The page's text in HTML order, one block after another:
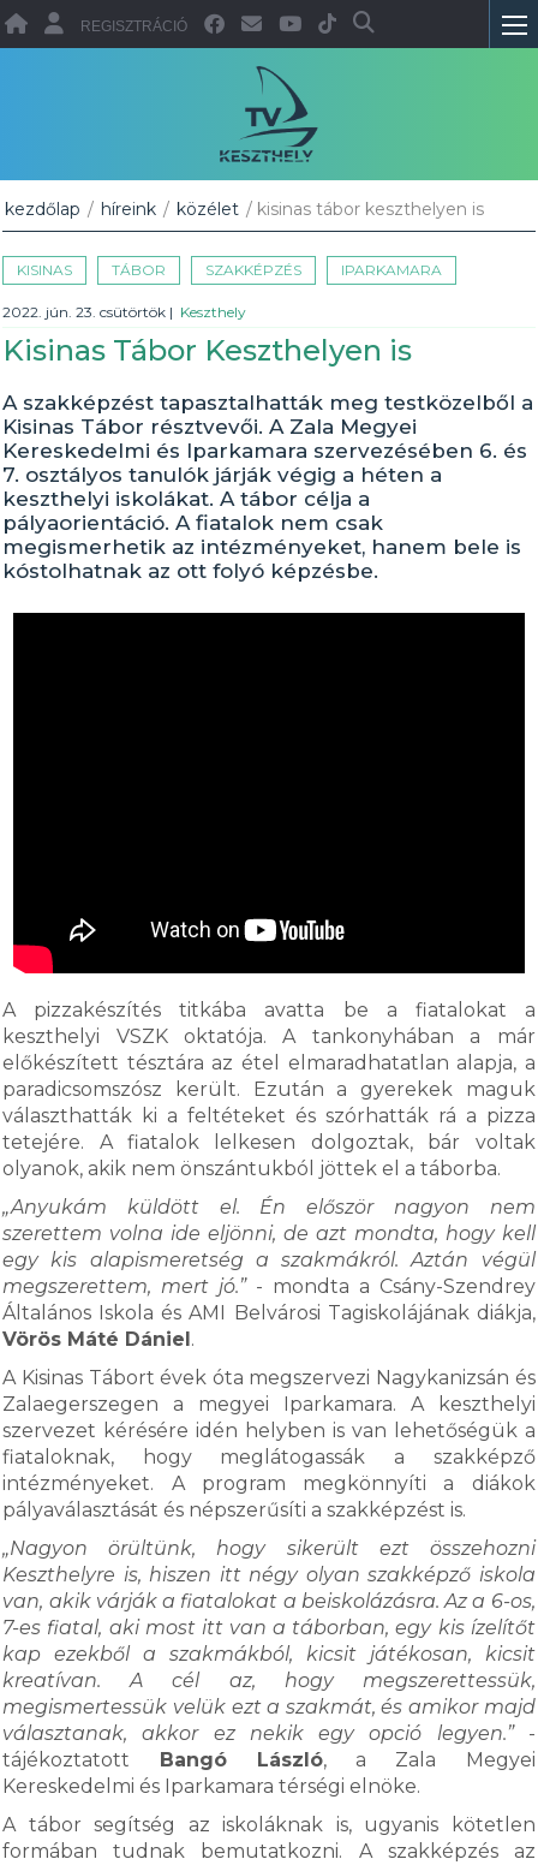
REGISZTRÁCIÓ
kezdőlap / híreink / közélet / kisinas tábor keszthelyen is
KISINAS TÁBOR SZAKKÉPZÉS IPARKAMARA
2022. jún. 23. csütörtök | Keszthely
Kisinas Tábor Keszthelyen is
A szakképzést tapasztalhatták meg testközelből a
Kisinas Tábor résztvevői. A Zala Megyei
Kereskedelmi és Iparkamara szervezésében 6. és
7. osztályos tanulók járják végig a héten a
keszthelyi iskolákat. A tábor célja a
pályaorientáció. A fiatalok nem csak
megismerhetik az intézményeket, hanem bele is
kóstolhatnak az ott folyó képzésbe.
A pizzakészítés titkába avatta be a fiatalokat a
keszthelyi VSZK oktatója. A tankonyhában a már
előkészített tésztára az étel elmaradhatatlan alapja, a
paradicsomszósz került. Ezután a gyerekek maguk
választhatták ki a feltéteket és szórhatták rá a pizza
tetejére. A fiatalok lelkesen dolgoztak, bár voltak
olyanok, akik nem önszántukból jöttek el a táborba.
„Anyukám küldött el. Én először nagyon nem
szerettem volna ide eljönni, de azt mondta, hogy kell
egy kis alapismeretség a szakmákról. Aztán végül
megszerettem, mert jó.”- mondta a Csány-Szendrey
Általános Iskola és AMI Belvárosi Tagiskolájának diákja,
Vörös Máté Dániel.
A Kisinas Tábort évek óta megszervezi Nagykanizsán és
Zalaegerszegen a megyei Iparkamara. A keszthelyi
szervezet kérésére idén helyben is van lehetőségük a
fiataloknak, hogy meglátogassák a szakképző
intézményeket. A program megkönnyíti a diákok
pályaválasztását és népszerűsíti a szakképzést is.
„Nagyon örültünk, hogy sikerült ezt összehozni
Keszthelyre is, hiszen itt négy olyan szakképző iskola
van, akik várják a fiatalokat a beiskolázásra. Az a 6-os,
7-es fiatal, aki most itt van a táborban, egy kis ízelítőt
kap ezekből a szakmákból, kicsit játékosan, kicsit
kreatívan. A cél az, hogy megszerettessük,
megismertessük velük ezt a szakmát, és amikor majd
választanak, akkor ez nekik egy opció legyen.”-
tájékoztatott Bangó László, a Zala Megyei
Kereskedelmi és Iparkamara térségi elnöke.
A tábor segítség az iskoláknak is, ugyanis kötetlen
formában tudnak bemutatkozni. A szakképzés az